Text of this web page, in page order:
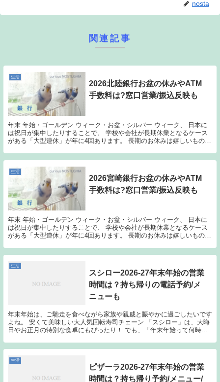
nosta
関連記事
生活
2026北陸銀行お盆の休みやATM
手数料は?窓口営業/振込反映も
年末 年始・ゴールデン ウィーク・お盆・シルバー ウィーク、 日本に
は祝日が集中したりすることで、 学校や会社が長期休業となるケース
がある「大型連休」が年に4回あります。 長期のお休みは嬉しいもので
生活
2026宮崎銀行お盆の休みやATM
手数料は?窓口営業/振込反映も
年末 年始・ゴールデン ウィーク・お盆・シルバー ウィーク、 日本に
は祝日が集中したりすることで、 学校や会社が長期休業となるケース
がある「大型連休」が年に4回あります。 長期のお休みは嬉しいもので
生活
スシロー2026-27年末年始の営業
時間は？持ち帰りの電話予約/メ
ニューも
年末年始は、ご馳走を食べながら家族や親戚と賑やかに過ごしたいです
よね。 安くて美味しい大人気回転寿司チェーン 「スシロー」は、大晦
日やお正月の特別な食卓にもぴったり！ でも、「年末年始って何時ま
生活
ピザーラ2026-27年末年始の営業
時間は？持ち帰り予約/メニュー/